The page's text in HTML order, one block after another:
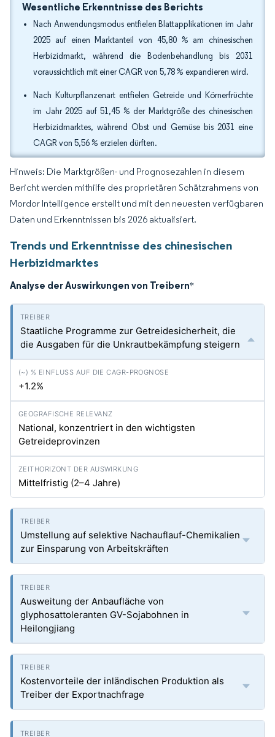
Wesentliche Erkenntnisse des Berichts
Nach Anwendungsmodus entfielen Blattapplikationen im Jahr
2025 auf einen Marktanteil von 45,80 % am chinesischen
Herbizidmarkt, während die Bodenbehandlung bis 2031
voraussichtlich mit einer CAGR von 5,78 % expandieren wird.
Nach Kulturpflanzenart entfielen Getreide und Körnerfrüchte
im Jahr 2025 auf 51,45 % der Marktgröße des chinesischen
Herbizidmarktes, während Obst und Gemüse bis 2031 eine
CAGR von 5,56 % erzielen dürften.
Hinweis: Die Marktgrößen- und Prognosezahlen in diesem
Bericht werden mithilfe des proprietären Schätzrahmens von
Mordor Intelligence erstellt und mit den neuesten verfügbaren
Daten und Erkenntnissen bis 2026 aktualisiert.
Trends und Erkenntnisse des chinesischen
Herbizidmarktes
Analyse der Auswirkungen von Treibern*
Staatliche Programme zur Getreidesicherheit, die
die Ausgaben für die Unkrautbekämpfung steigern
+1.2%
National, konzentriert in den wichtigsten
Getreideprovinzen
Mittelfristig (2–4 Jahre)
Umstellung auf selektive Nachauflauf-Chemikalien
zur Einsparung von Arbeitskräften
Ausweitung der Anbaufläche von
glyphosattoleranten GV-Sojabohnen in
Heilongjiang
Kostenvorteile der inländischen Produktion als
Treiber der Exportnachfrage